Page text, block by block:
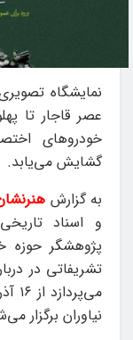
نمایشگاه
خودروهای
گشایش می‌یابد.
به گزارش
و اسناد
پژوهشگر حوزه
تشریفاتی در
نیاوران برگزار